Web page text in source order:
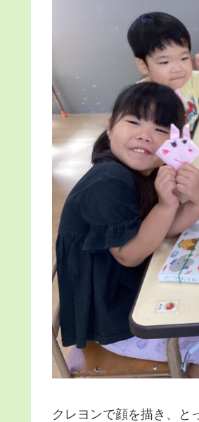
クレヨンで顔を描き、と